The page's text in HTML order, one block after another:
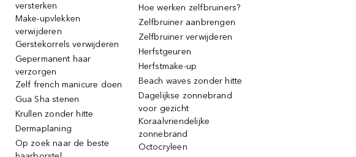
versterken
Make-upvlekken
verwijderen
Gerstekorrels verwijderen
Gepermanent haar
verzorgen
Zelf french manicure doen
Gua Sha stenen
Krullen zonder hitte
Dermaplaning
Op zoek naar de beste
Hoe werken zelfbruiners?
Zelfbruiner aanbrengen
Zelfbruiner verwijderen
Herfstgeuren
Herfstmake-up
Beach waves zonder hitte
Dagelijkse zonnebrand
voor gezicht
Koraalvriendelijke
zonnebrand
Octocryleen